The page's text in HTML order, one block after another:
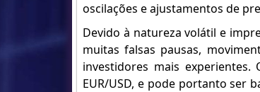
oscilações e ajustamentos de
Devido à natureza volátil e
muitas falsas pausas,
investidores mais
EUR/USD, e pode portanto ser